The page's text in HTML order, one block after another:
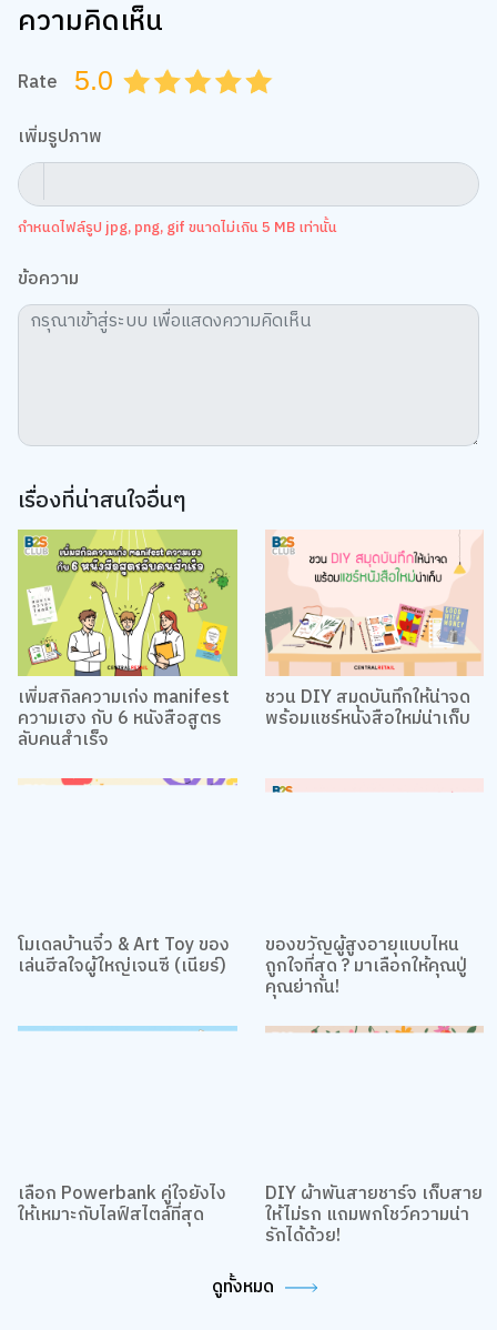
ความคิดเห็น
Rate 5.0 4.5
4.0
3.5
3.0
2.5
2.0
1.5
1.0
0.5
เพิ่มรูปภาพ
กำหนดไฟล์รูป jpg, png, gif ขนาดไม่เกิน 5 MB เท่านั้น
ข้อความ
เรื่องที่น่าสนใจอื่นๆ
เพิ่มสกิลความเก่ง manifest
ลับคนสำเร็จ
โมเดลบ้านจิ๋ว & Art Toy ของ ของขวัญผู้สูงอายุแบบไหน
ถูกใจที่สุด ? มาเลือกให้คุณปู่
คุณย่ากัน!
เลือก Powerbank คู่ใจยังไง DIY ผ้าพันสายชาร์จ เก็บสาย
รักได้ด้วย!
เราใช้คุกกี้เพื่อเพิ่มประสบการณ์ที่ดีในการใช้เว็บไซต์ แสดงเนื้อหาและโฆษณาให้
การตั้งค่าคุกกี้